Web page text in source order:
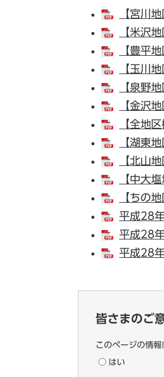
【宮川
【米沢
【豊平
【玉川
【泉野
【金沢
【全地
【湖東
【北山
【中大
【ちの
平成28
平成28
平成28
皆さまのご
このページの情
はい